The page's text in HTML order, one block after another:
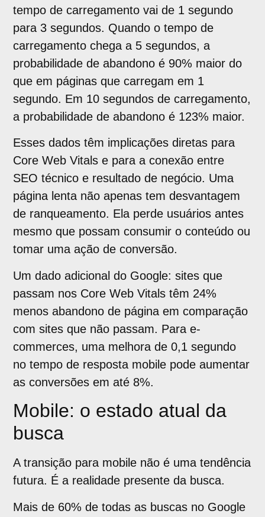
tempo de carregamento vai de 1 segundo
para 3 segundos. Quando o tempo de
carregamento chega a 5 segundos, a
probabilidade de abandono é 90% maior do
que em páginas que carregam em 1
segundo. Em 10 segundos de carregamento,
a probabilidade de abandono é 123% maior.
Esses dados têm implicações diretas para
Core Web Vitals e para a conexão entre
SEO técnico e resultado de negócio. Uma
página lenta não apenas tem desvantagem
de ranqueamento. Ela perde usuários antes
mesmo que possam consumir o conteúdo ou
tomar uma ação de conversão.
Um dado adicional do Google: sites que
passam nos Core Web Vitals têm 24%
menos abandono de página em comparação
com sites que não passam. Para e-
commerces, uma melhora de 0,1 segundo
no tempo de resposta mobile pode aumentar
as conversões em até 8%.
Mobile: o estado atual da
busca
A transição para mobile não é uma tendência
futura. É a realidade presente da busca.
Mais de 60% de todas as buscas no Google